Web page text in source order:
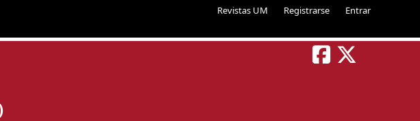
Revistas UM Registrarse Entrar